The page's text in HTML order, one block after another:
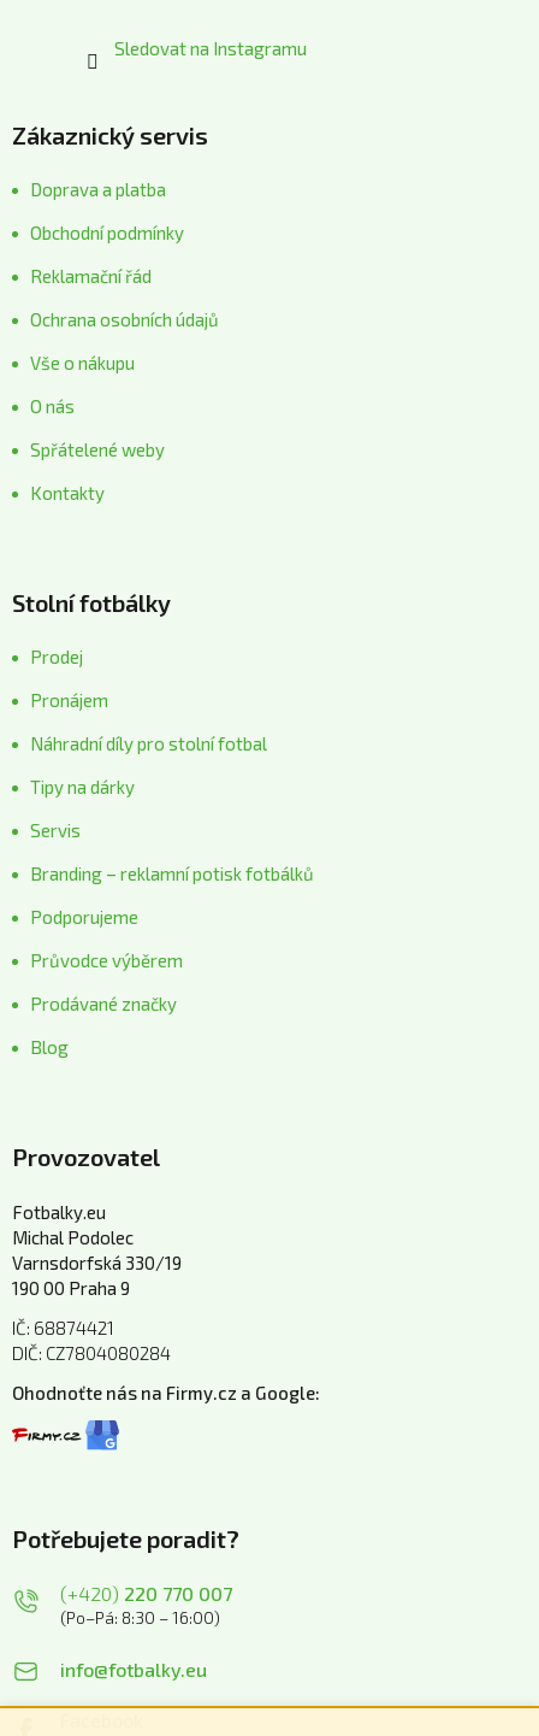
Sledovat na Instagramu
Zákaznický servis
Doprava a platba
Obchodní podmínky
Reklamační řád
Ochrana osobních údajů
Vše o nákupu
O nás
Spřátelené weby
Kontakty
Stolní fotbálky
Prodej
Pronájem
Náhradní díly pro stolní fotbal
Tipy na dárky
Servis
Branding – reklamní potisk fotbálků
Podporujeme
Průvodce výběrem
Prodávané značky
Blog
Provozovatel
Fotbalky.eu
Michal Podolec
Varnsdorfská 330/19
190 00 Praha 9
IČ: 68874421
DIČ: CZ7804080284
Ohodnoťte nás na Firmy.cz a Google:
Potřebujete poradit?
(+420) 220 770 007
(Po–Pá: 8:30 – 16:00)
info@fotbalky.eu